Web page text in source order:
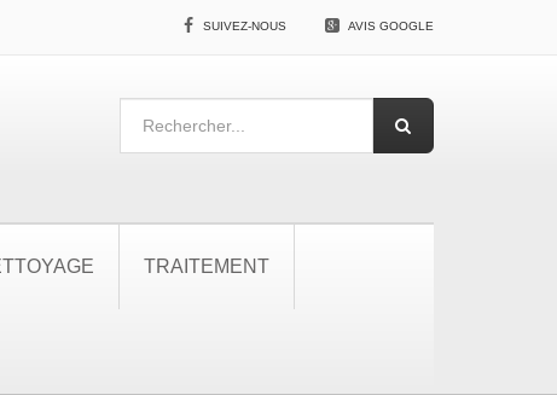
SUIVEZ-NOUS AVIS GOOGLE
TRAITEMENT